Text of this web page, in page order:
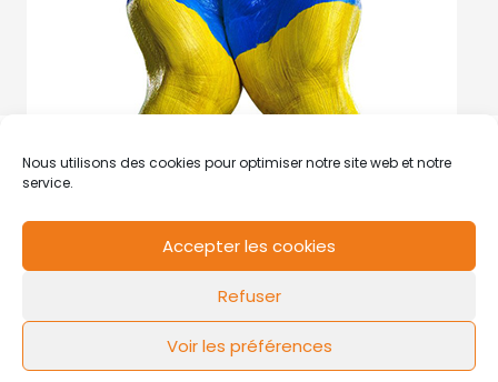
Nous utilisons des cookies pour optimiser notre site web et notre
service.
Accepter les cookies
Refuser
Voir les préférences
Mentions légales Politique de cookies
FLOW44